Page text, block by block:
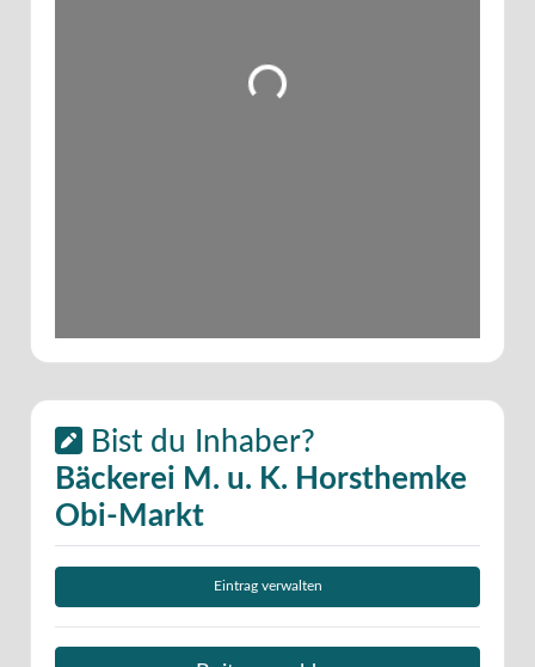
Wird geladen …
Bist du Inhaber?
Bäckerei M. u. K. Horsthemke
Obi-Markt
Eintrag verwalten